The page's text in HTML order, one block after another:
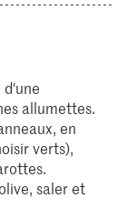
allumettes.
en
verts),
saler et